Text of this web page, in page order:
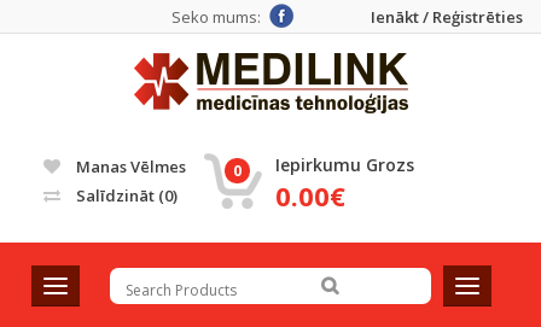
Ienākt / Reģistrēties
Seko mums:
Manas Vēlmes
Salīdzināt (0)
0 Iepirkumu Grozs
0.00€
T
o
T
o